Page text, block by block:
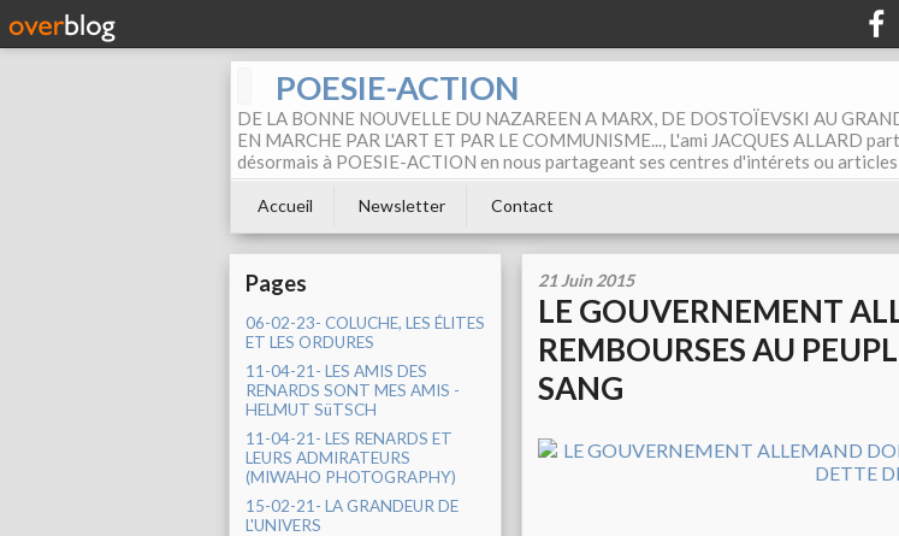
POESIE-ACTION
DE LA BONNE NOUVELLE DU NAZAREEN A MARX, DE DOSTOÏEVSKI AU
EN MARCHE PAR L'ART ET PAR LE COMMUNISME..., L'ami JACQUES ALLARD
désormais à POESIE-ACTION en nous partageant ses centres d'intérets ou
Accueil Newsletter Contact
Pages
06-02-23- COLUCHE, LES ÉLITES
ET LES ORDURES
11-04-21- LES AMIS DES
RENARDS SONT MES AMIS -
HELMUT SüTSCH
11-04-21- LES RENARDS ET
LEURS ADMIRATEURS
(MIWAHO PHOTOGRAPHY)
15-02-21- LA GRANDEUR DE
L'UNIVERS
21 Juin 2015
LE GOUVERNEMENT
REMBOURSES AU
SANG